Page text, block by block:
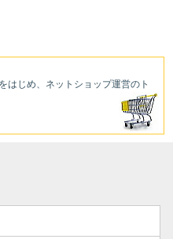
はじめ、ネットショップ運営のト